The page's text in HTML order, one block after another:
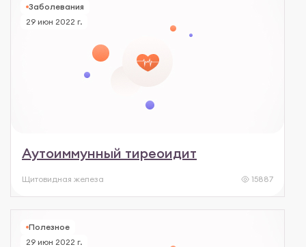
Заболевания
29 июн 2022 г.
Аутоиммунный тиреоидит
Щитовидная железа 15887
Полезное
29 июн 2022 г.